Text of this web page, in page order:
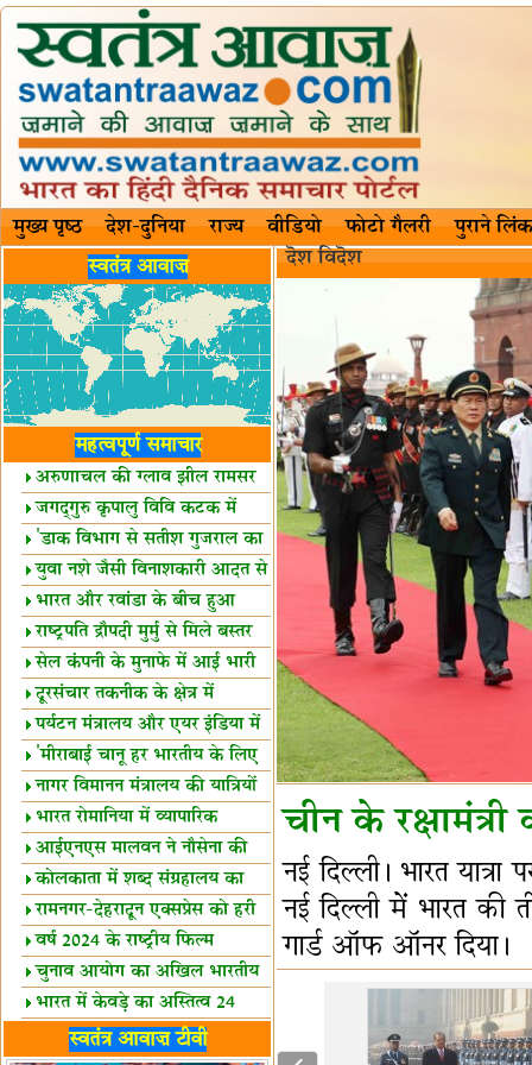
मुख्य पृष्ठ देश-दुनिया राज्य वीडियो फोटो गैलरी पुराने लिंक
स्वतंत्र आवाज़
महत्वपूर्ण समाचार
अरुणाचल की ग्लाव झील रामसर
स्थल घोषित
जगद्गुरु कृपालु विवि कटक में
शैक्षिक सत्र शुरू
'डाक विभाग से सतीश गुजराल का
रिश्ता गहरा'
युवा नशे जैसी विनाशकारी आदत से
दूर रहें-मोदी
भारत और रवांडा के बीच हुआ
व्यापार विस्तार
राष्ट्रपति द्रौपदी मुर्मु से मिले बस्तर
के प्रतिनिधि
सेल कंपनी के मुनाफे में आई भारी
उछाल!
दूरसंचार तकनीक के क्षेत्र में
उत्कृष्टता पुरस्कार
पर्यटन मंत्रालय और एयर इंडिया में
समझौता
'मीराबाई चानू हर भारतीय के लिए
प्रेरणा'
नागर विमानन मंत्रालय की यात्रियों
को सलाह
भारत रोमानिया में व्यापारिक
साझेदारियां
आईएनएस मालवन ने नौसेना की
ताकत बढ़ाई
कोलकाता में शब्द संग्रहालय का
उद्घाटन
रामनगर-देहरादून एक्सप्रेस को हरी
झंडीवर्ष 2024 के राष्ट्रीय फिल्म
पुरस्कारों की घोषणा
चुनाव आयोग का अखिल भारतीय
मीडिया सम्मेलन
भारत में केवड़े का अस्तित्‍व 24
लाख वर्ष!
लखनऊ में 'एक राष्ट्र एक चुनाव'
स्वतंत्र आवाज़ टीवी
दॆश‍ विदॆश‌
चीन के
नई दिल्ली। भारत
नई दिल्ली में भारत की
गार्ड ऑफ ऑनर दिया।